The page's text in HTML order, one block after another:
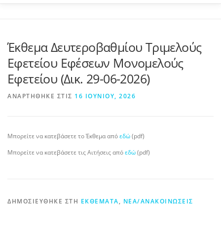
ΝΈΑ/ΑΝΑΚΟΙΝΏΣΕΙΣ ΈΝΤΥΠΑ
WEB-ΥΠΗΡΕΣΊΕΣ ΕΠΙΚΟΙΝΩΝΊΑ
Έκθεμα Δευτεροβαθμίου Τριμελούς
Εφετείου Εφέσεων Μονομελούς
Εφετείου (Δικ. 29-06-2026)
ΑΝΑΡΤΉΘΗΚΕ ΣΤΙΣ 16 ΙΟΥΝΊΟΥ, 2026
Μπορείτε να κατεβάσετε το Έκθεμα απόεδώ(pdf)
Μπορείτε να κατεβάσετε τις Αιτήσεις απόεδώ(pdf)
ΔΗΜΟΣΙΕΎΘΗΚΕ ΣΤΗ ΕΚΘΈΜΑΤΑ, ΝΈΑ/ΑΝΑΚΟΙΝΏΣΕΙΣ